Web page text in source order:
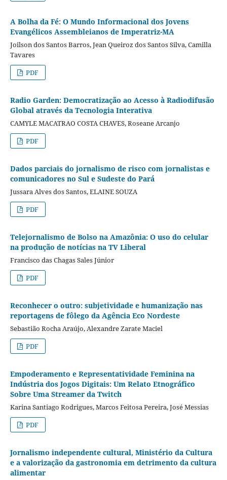
A Bolha da Fé: O Mundo Informacional dos Jovens
Evangélicos Assembleianos de Imperatriz-MA
Joilson dos Santos Barros, Jean Queiroz dos Santos Silva, Camilla
Tavares
PDF
Radio Garden: Democratização ao Acesso à Radiodifusão
Global através da Tecnologia Interativa
CAMYLE MACATRAO COSTA CHAVES, Roseane Arcanjo
PDF
Dados parciais do jornalismo de risco com jornalistas e
comunicadores no Sul e Sudeste do Pará
Jussara Alves dos Santos, ELAINE SOUZA
PDF
Telejornalismo de Bolso na Amazônia: O uso do celular
na produção de notícias na TV Liberal
Francisco das Chagas Sales Júnior
PDF
Reconhecer o outro: subjetividade e humanização nas
reportagens de fôlego da Agência Eco Nordeste
Sebastião Rocha Araújo, Alexandre Zarate Maciel
PDF
Empoderamento e Representatividade Feminina na
Indústria dos Jogos Digitais: Um Relato Etnográfico
Sobre Uma Streamer da Twitch
Karina Santiago Rodrigues, Marcos Feitosa Pereira, José Messias
PDF
Jornalismo independente cultural, Ministério da Cultura
e a valorização da gastronomia em detrimento da cultura
alimentar